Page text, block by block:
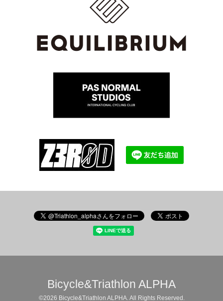
Bicycle&Triathlon ALPHA
©2026 Bicycle&Triathlon ALPHA. All Rights Reserved.